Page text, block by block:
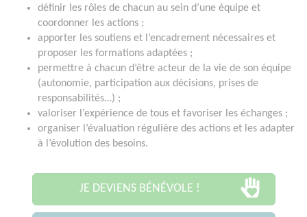
définir les rôles de chacun au sein d’une équipe et
coordonner les actions ;
apporter les soutiens et l’encadrement nécessaires et
proposer les formations adaptées ;
permettre à chacun d’être acteur de la vie de son équipe
(autonomie, participation aux décisions, prises de
responsabilités…) ;
valoriser l’expérience de tous et favoriser les échanges ;
organiser l’évaluation régulière des actions et les adapter
à l’évolution des besoins.
JE DEVIENS BÉNÉVOLE !